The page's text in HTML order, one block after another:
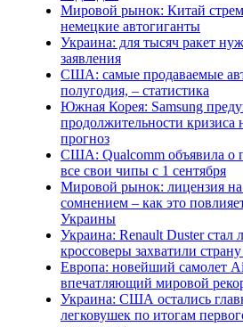
Мировой рынок: Китай
немецкие автогиганты
Украина: для тысяч ракет
заявления
США: самые продаваемые
полугодия, – статистика
Южная Корея: Samsung
продолжительности кризиса
прогноз
США: Qualcomm объявила о
все свои чипы с 1 сентября
Мировой рынок: лицензия
сомнением – как это
Украины
Украина: Renault Duster стал
кроссоверы захватили
Европа: новейший самолет
впечатляющий мировой
Украина: США остались
легковушек по итогам